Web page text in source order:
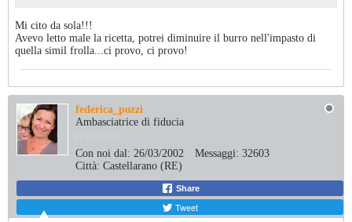
Mi cito da sola!!!
Avevo letto male la ricetta, potrei diminuire il burro nell'impasto di
quella simil frolla...ci provo, ci provo!
federica_pozzi
Ambasciatrice di fiducia
Con noi dal: 26/03/2002 Messaggi: 32603
Città: Castellarano (RE)
Share
Tweet